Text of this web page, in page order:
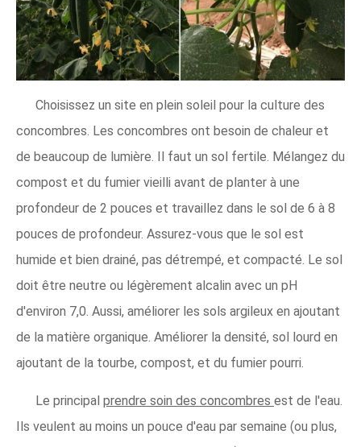
Choisissez un site en plein soleil pour la culture des
concombres. Les concombres ont besoin de chaleur et
de beaucoup de lumière. Il faut un sol fertile. Mélangez du
compost et du fumier vieilli avant de planter à une
profondeur de 2 pouces et travaillez dans le sol de 6 à 8
pouces de profondeur. Assurez-vous que le sol est
humide et bien drainé, pas détrempé, et compacté. Le sol
doit être neutre ou légèrement alcalin avec un pH
d'environ 7,0. Aussi, améliorer les sols argileux en ajoutant
de la matière organique. Améliorer la densité, sol lourd en
ajoutant de la tourbe, compost, et du fumier pourri.
Le principal prendre soin des concombres est de l'eau.
Ils veulent au moins un pouce d'eau par semaine (ou plus,